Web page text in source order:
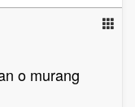
o murang